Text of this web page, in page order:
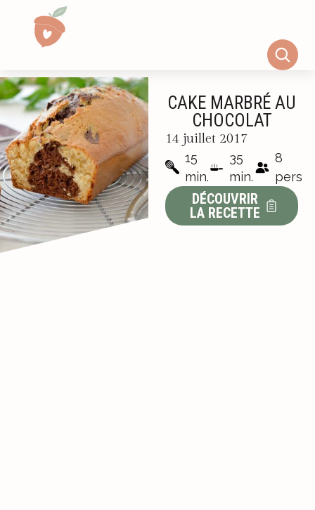
CAKE MARBRÉ AU
CHOCOLAT
14 juillet 2017
15
min.
35
min.
8
pers
DÉCOUVRIR
LA RECETTE